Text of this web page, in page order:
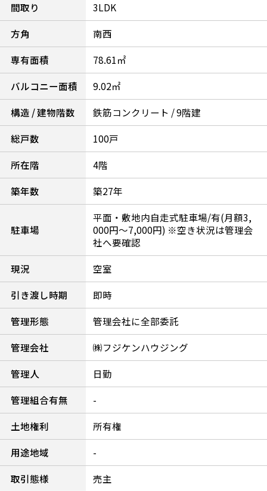
間取り
3LDK
方角
南西
専有面積
78.61㎡
バルコニー面積
9.02㎡
構造 / 建物階数
鉄筋コンクリート / 9階建
総戸数
100戸
所在階
4階
築年数
築27年
駐車場
平面・敷地内自走式駐車場/有(月額3,
000円～7,000円) ※空き状況は管理会
社へ要確認
現況
空室
引き渡し時期
即時
管理形態
管理会社に全部委託
管理会社
㈱フジケンハウジング
管理人
日勤
管理組合有無
-
土地権利
所有権
用途地域
-
取引態様
売主